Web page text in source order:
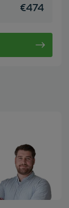
€474